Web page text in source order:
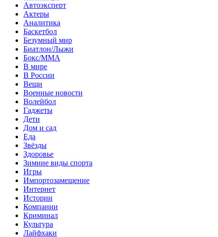
Автоэксперт
Актеры
Аналитика
Баскетбол
Безумный мир
Биатлон/Лыжи
Бокс/MMA
В мире
В России
Вещи
Военные новости
Волейбол
Гаджеты
Дети
Дом и сад
Еда
Звёзды
Здоровье
Зимние виды спорта
Игры
Импортозамещение
Интернет
Истории
Компании
Криминал
Культура
Лайфхаки